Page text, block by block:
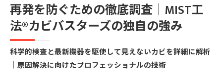
再発を防ぐための徹底調査｜MIST工
法®カビバスターズの独自の強み
科学的検査と最新機器を駆使して見えないカビを詳細に解析
｜原因解決に向けたプロフェッショナルの技術